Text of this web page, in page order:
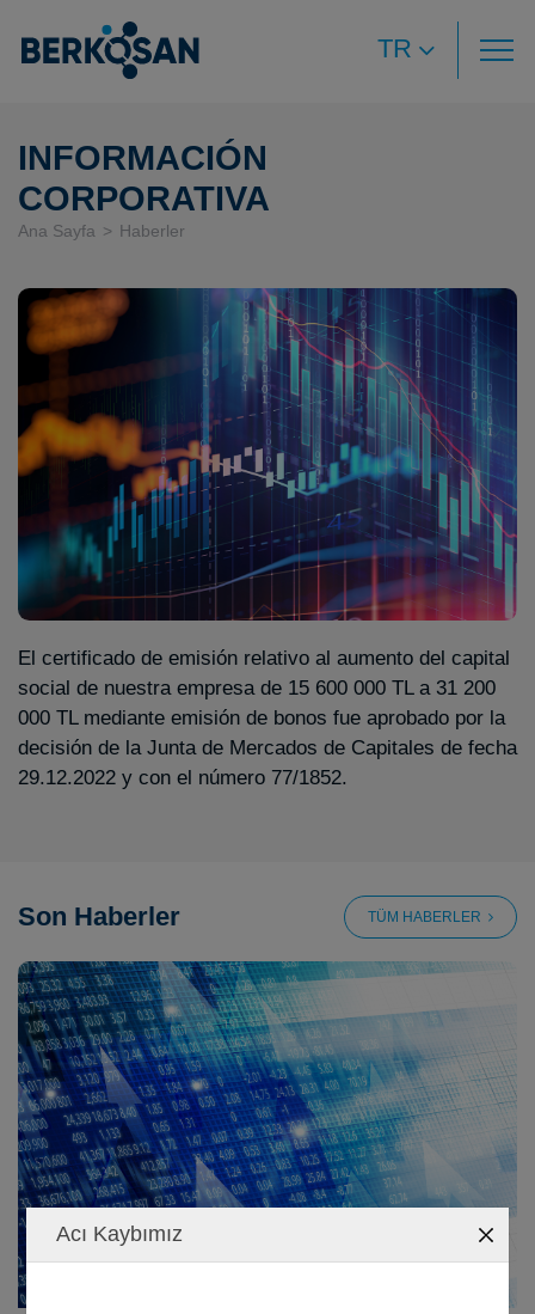
TR
INFORMACIÓN
CORPORATIVA
Ana Sayfa Haberler
El certificado de emisión relativo al aumento del capital
social de nuestra empresa de 15 600 000 TL a 31 200
000 TL mediante emisión de bonos fue aprobado por la
decisión de la Junta de Mercados de Capitales de fecha
29.12.2022 y con el número 77/1852.
Son Haberler TÜM HABERLER
Acı Kaybımız